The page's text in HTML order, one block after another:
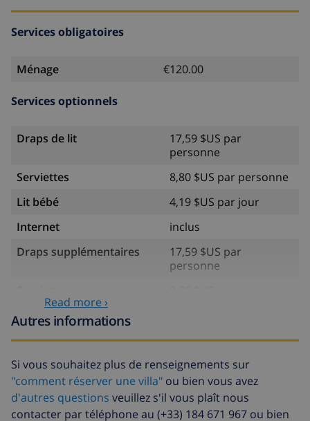
Services obligatoires
Ménage €120.00
Services optionnels
Draps de lit
17,59 $US par
personne
Serviettes
8,80 $US par personne
Lit bébé
4,19 $US par jour
Internet
inclus
Draps supplémentaires
17,59 $US par
personne
supplémentaires
Fonds d'annulation:
Read more ›
Autres informations
Si vous souhaitez plus de renseignements sur
"comment réserver une villa" ou bien vous avez
d'autres questions veuillez s'il vous plaît nous
contacter par téléphone au (+33) 184 671 967 ou bien